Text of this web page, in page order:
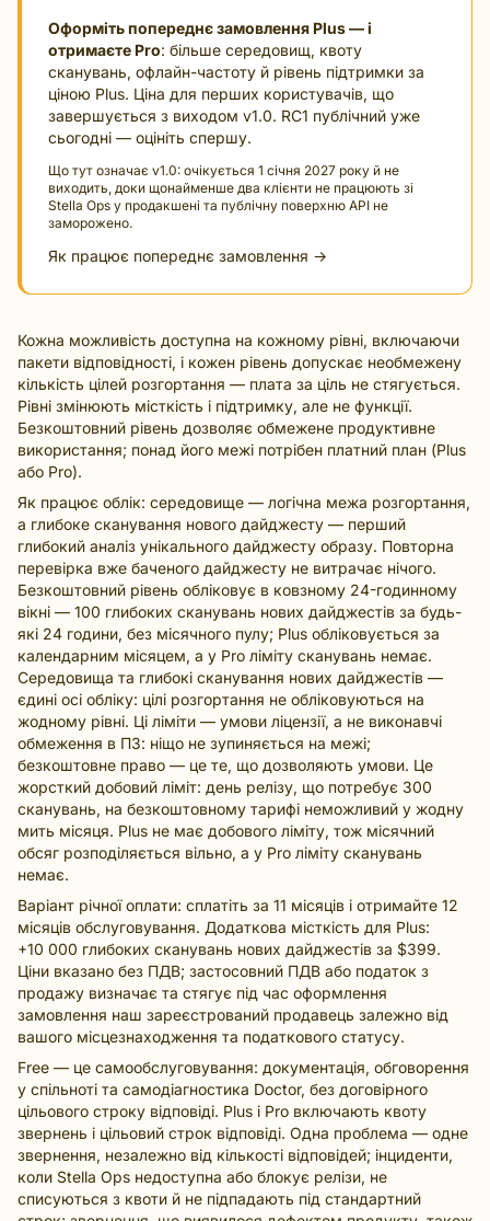
Оформіть попереднє замовлення Plus — і
отримаєте Pro: більше середовищ, квоту
сканувань, офлайн-частоту й рівень підтримки за
ціною Plus. Ціна для перших користувачів, що
завершується з виходом v1.0. RC1 публічний уже
сьогодні — оцініть спершу.
Що тут означає v1.0: очікується 1 січня 2027 року й не
виходить, доки щонайменше два клієнти не працюють зі
Stella Ops у продакшені та публічну поверхню API не
заморожено.
Як працює попереднє замовлення →
Кожна можливість доступна на кожному рівні, включаючи
пакети відповідності, і кожен рівень допускає необмежену
кількість цілей розгортання — плата за ціль не стягується.
Рівні змінюють місткість і підтримку, але не функції.
Безкоштовний рівень дозволяє обмежене продуктивне
використання; понад його межі потрібен платний план (Plus
або Pro).
Як працює облік: середовище — логічна межа розгортання,
а глибоке сканування нового дайджесту — перший
глибокий аналіз унікального дайджесту образу. Повторна
перевірка вже баченого дайджесту не витрачає нічого.
Безкоштовний рівень обліковує в ковзному 24-годинному
вікні — 100 глибоких сканувань нових дайджестів за будь-
які 24 години, без місячного пулу; Plus обліковується за
календарним місяцем, а у Pro ліміту сканувань немає.
Середовища та глибокі сканування нових дайджестів —
єдині осі обліку: цілі розгортання не обліковуються на
жодному рівні. Ці ліміти — умови ліцензії, а не виконавчі
обмеження в ПЗ: ніщо не зупиняється на межі;
безкоштовне право — це те, що дозволяють умови. Це
жорсткий добовий ліміт: день релізу, що потребує 300
сканувань, на безкоштовному тарифі неможливий у жодну
мить місяця. Plus не має добового ліміту, тож місячний
обсяг розподіляється вільно, а у Pro ліміту сканувань
немає.
Варіант річної оплати: сплатіть за 11 місяців і отримайте 12
місяців обслуговування. Додаткова місткість для Plus:
+10 000 глибоких сканувань нових дайджестів за $399.
Ціни вказано без ПДВ; застосовний ПДВ або податок з
продажу визначає та стягує під час оформлення
замовлення наш зареєстрований продавець залежно від
вашого місцезнаходження та податкового статусу.
Free — це самообслуговування: документація, обговорення
у спільноті та самодіагностика Doctor, без договірного
цільового строку відповіді. Plus і Pro включають квоту
звернень і цільовий строк відповіді. Одна проблема — одне
звернення, незалежно від кількості відповідей; інциденти,
коли Stella Ops недоступна або блокує релізи, не
списуються з квоти й не підпадають під стандартний